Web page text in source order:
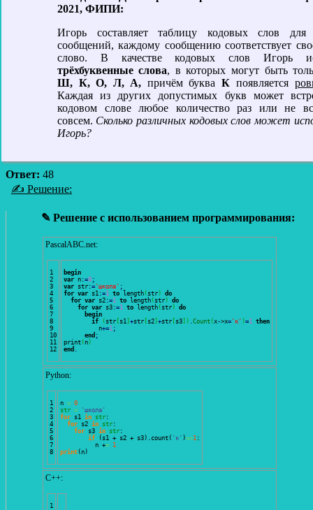
2021, ФИПИ:
Игорь составляет таблицу кодовых слов для
сообщений, каждому сообщению соответствует
слово. В качестве кодовых слов Игорь
трёхбуквенные слова, в которых могут быть
Ш, К, О, Л, А, причём буква К появляется
Каждая из других допустимых букв может
кодовом слове любое количество раз или не
совсем. Сколько различных кодовых слов может
Игорь?
Ответ: 48
✍ Решение:
✎ Решение с использованием программирования:
PascalABC.net:
1
2
3
4
5
6
7
8
9
10
11
begin
var n :=0 ;
var str := 'школа' ;
for var s1 :=1 to length ( str) do
for var s2 :=1 to length ( str) do
for var s3 :=1 to length ( str) do
begin
if
( str [ s1] +str [ s2] +str [ s3] ) .Count (x->x= 'к' )=1 then
          n
+=1 ;
end ;
print (n)
end .
Python:
1
2
3
4
5
6
7
n = 0
str =
'школа'
for s1 in str :
for s2 in str :
for s3 in str :
if
( s1 + s2 + s3) . count ( 'к' )==1 :
          n +
= 1
print (n)
С++: